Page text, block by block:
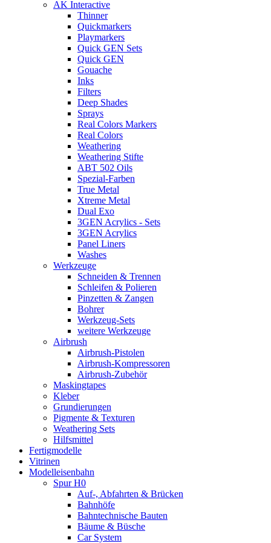
AK Interactive
Thinner
Quickmarkers
Playmarkers
Quick GEN Sets
Quick GEN
Gouache
Inks
Filters
Deep Shades
Sprays
Real Colors Markers
Real Colors
Weathering
Weathering Stifte
ABT 502 Oils
Spezial-Farben
True Metal
Xtreme Metal
Dual Exo
3GEN Acrylics - Sets
3GEN Acrylics
Panel Liners
Washes
Werkzeuge
Schneiden & Trennen
Schleifen & Polieren
Pinzetten & Zangen
Bohrer
Werkzeug-Sets
weitere Werkzeuge
Airbrush
Airbrush-Pistolen
Airbrush-Kompressoren
Airbrush-Zubehör
Maskingtapes
Kleber
Grundierungen
Pigmente & Texturen
Weathering Sets
Hilfsmittel
Fertigmodelle
Vitrinen
Modelleisenbahn
Spur H0
Auf-, Abfahrten & Brücken
Bahnhöfe
Bahntechnische Bauten
Bäume & Büsche
Car System